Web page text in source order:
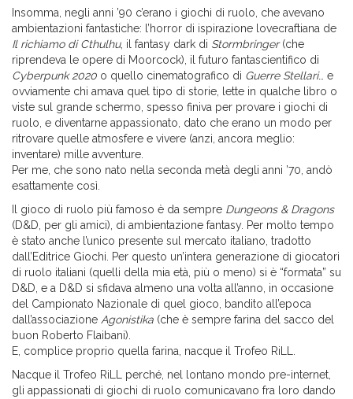
Insomma, negli anni ’90 c’erano i giochi di ruolo, che avevano
ambientazioni fantastiche: l’horror di ispirazione lovecraftiana de
Il richiamo di Cthulhu, il fantasy dark di Stormbringer(che
riprendeva le opere di Moorcock), il futuro fantascientifico di
Cyberpunk 2020 o quello cinematografico di Guerre Stellari… e
ovviamente chi amava quel tipo di storie, lette in qualche libro o
viste sul grande schermo, spesso finiva per provare i giochi di
ruolo, e diventarne appassionato, dato che erano un modo per
ritrovare quelle atmosfere e vivere (anzi, ancora meglio:
inventare) mille avventure.
Per me, che sono nato nella seconda metà degli anni ’70, andò
esattamente così.
Il gioco di ruolo più famoso è da sempre Dungeons & Dragons
(D&D, per gli amici), di ambientazione fantasy. Per molto tempo
è stato anche l’unico presente sul mercato italiano, tradotto
dall’Editrice Giochi. Per questo un’intera generazione di giocatori
di ruolo italiani (quelli della mia età, più o meno) si è “formata” su
D&D, e a D&D si sfidava almeno una volta all’anno, in occasione
del Campionato Nazionale di quel gioco, bandito all’epoca
dall’associazione Agonistika (che è sempre farina del sacco del
buon Roberto Flaibani).
E, complice proprio quella farina, nacque il Trofeo RiLL.
Nacque il Trofeo RiLL perché, nel lontano mondo pre-internet,
gli appassionati di giochi di ruolo comunicavano fra loro dando